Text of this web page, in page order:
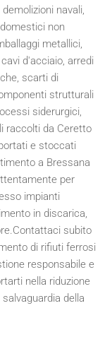
navali,
non
metallici,
d'acciaio, arredi
scarti di
strutturali
siderurgici,
raccolti da Ceretto
e stoccati
a Bressana
per
impianti
in discarica,
subito
di rifiuti ferrosi
responsabile e
nella riduzione
della